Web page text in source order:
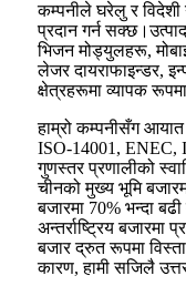
कम्पनीले घरेलु र
प्रदान गर्न
भिजन मोड्युलहरू,
लेजर दायराफाइन्डर,
क्षेत्रहरूमा व्यापक
हाम्रो कम्पनीसँग
ISO-14001, ENEC,
गुणस्तर प्रणालीको
चीनको मुख्य भूमि
बजारमा 70% भन्दा
अन्तर्राष्ट्रिय बजारमा
बजार द्रुत रूपमा
कारण, हामी सजिलै